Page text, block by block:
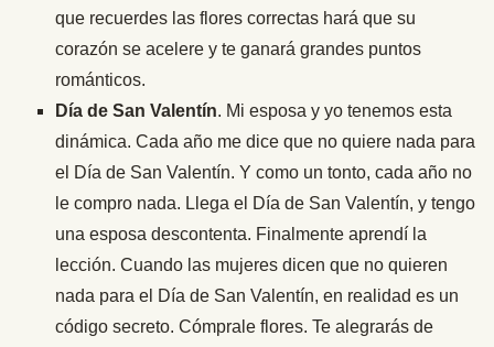
que recuerdes las flores correctas hará que su
corazón se acelere y te ganará grandes puntos
románticos.
Día de San Valentín. Mi esposa y yo tenemos esta
dinámica. Cada año me dice que no quiere nada para
el Día de San Valentín. Y como un tonto, cada año no
le compro nada. Llega el Día de San Valentín, y tengo
una esposa descontenta. Finalmente aprendí la
lección. Cuando las mujeres dicen que no quieren
nada para el Día de San Valentín, en realidad es un
código secreto. Cómprale flores. Te alegrarás de